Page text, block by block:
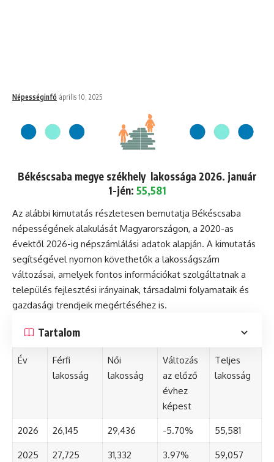
Népességinfó április 10, 2025
Békéscsaba megye székhely lakossága 2026. január
1-jén: 55,581
Az alábbi kimutatás részletesen bemutatja Békéscsaba
népességének alakulását Magyarországon, a 2020-as
évektől 2026-ig népszámlálási adatok alapján. A kimutatás
segítségével nyomon követhetők a lakosságszám
változásai, amelyek fontos információkat szolgáltatnak a
település fejlesztési irányainak, társadalmi folyamataik és
gazdasági trendjeik megértéséhez is.
Tartalom
Év
Férfi
lakosság
Női
lakosság
Változás
az előző
évhez
képest
Teljes
lakosság
2026 26,145 29,436 -5.70% 55,581
2025 27,725 31,332 3.97% 59,057